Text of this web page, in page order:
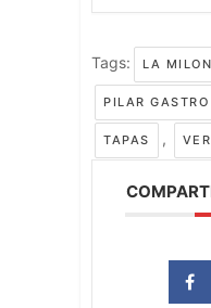
Tags: LA
PILAR
TAPAS ,